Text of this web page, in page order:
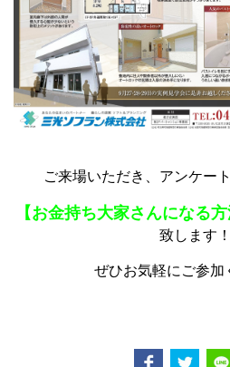
ご来場いただき、アンケー
【お金持ち大家さんになる
致します！
ぜひお気軽にご参加